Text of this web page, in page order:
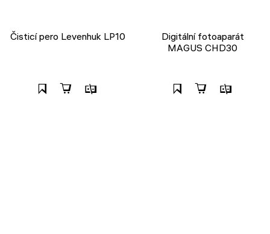
Čisticí pero Levenhuk LP10
Digitální fotoaparát
MAGUS CHD30